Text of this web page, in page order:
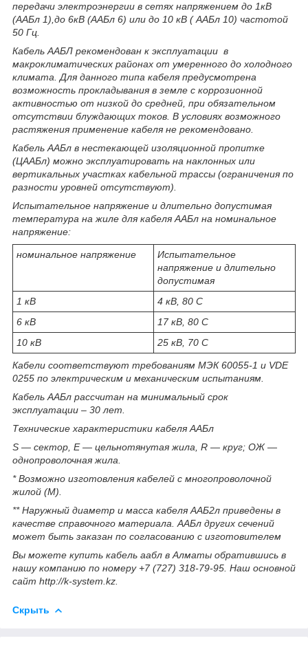
передачи электроэнергии в сетях напряжением до 1кВ
(ААБл 1),до 6кВ (ААБл 6) или до 10 кВ ( ААБл 10) частотой
50 Гц.
Кабель ААБЛ рекомендован к эксплуатации в
макроклиматических районах от умеренного до холодного
климата. Для данного типа кабеля предусмотрена
возможность прокладывания в земле с коррозионной
активностью от низкой до средней, при обязательном
отсутствии блуждающих токов. В условиях возможного
растяжения применение кабеля не рекомендовано.
Кабель ААБл в нестекающей изоляционной пропитке
(ЦААБл) можно эксплуатировать на наклонных или
вертикальных участках кабельной трассы (ограничения по
разности уровней отсутствуют).
Испытательное напряжение и длительно допустимая
температура на жиле для кабеля ААБл на номинальное
напряжение:
номинальное напряжение
Испытательное
напряжение и длительно
допустимая
1 кВ
4 кВ, 80 С
6 кВ
17 кВ, 80 С
10 кВ
25 кВ, 70 С
Кабели соответствуют требованиям МЭК 60055-1 и VDE
0255 по электрическим и механическим испытаниям.
Кабель ААБл рассчитан на минимальный срок
эксплуатации – 30 лет.
Технические характеристики кабеля ААБл
S — сектор, E — цельнотянутая жила, R — круг; ОЖ —
однопроволочная жила.
* Возможно изготовления кабелей с многопроволочной
жилой (М).
** Наружный диаметр и масса кабеля ААБ2л приведены в
качестве справочного материала. ААБл других сечений
может быть заказан по согласованию с изготовителем
Вы можете купить кабель аабл в Алматы обратившись в
нашу компанию по номеру +7 (727) 318-79-95. Наш основной
сайт http://k-system.kz.
Скрыть